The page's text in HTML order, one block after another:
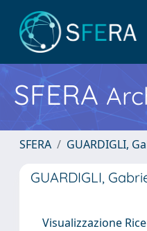
SFERA
SFERA GUARDIGLI,
GUARDIGLI,
Visualizzazione